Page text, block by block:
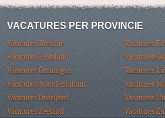
VACATURES PER PROVINCIE
Vacatures Drenthe
Vacatures
Vacatures Friesland
Vacatures
Vacatures Groningen
Vacatures
Vacatures Noord-Brabant
Vacatures
Vacatures Overijssel
Vacatures
Vacatures Zeeland
Vacatures